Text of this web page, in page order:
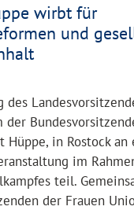
wirbt für
und
des
der
Hüppe, in Rostock an
im
teil.
der Frauen